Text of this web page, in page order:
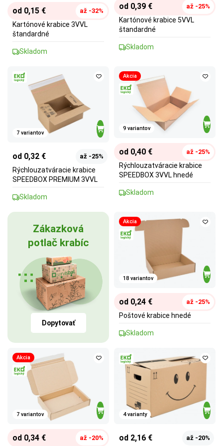
od 0,15 € až -32%
Kartónové krabice 3VVL
štandardné
Skladom
od 0,39 € až -25%
Kartónové krabice 5VVL
štandardné
Skladom
7 variantov
od 0,32 € až -25%
Rýchlouzatváracie krabice
SPEEDBOX PREMIUM 3VVL
Skladom
Akcia
9 variantov
od 0,40 € až -25%
Rýchlouzatváracie krabice
SPEEDBOX 3VVL hnedé
Skladom
Zákazková
potlač krabíc
Dopytovať
Akcia
18 variantov
od 0,24 € až -25%
Poštové krabice hnedé
Skladom
Akcia
7 variantov
od 0,34 € až -20%
4 varianty
od 2,16 € až -20%